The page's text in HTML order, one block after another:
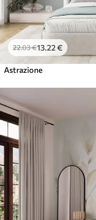
22.03€13 .22 €
Astrazione